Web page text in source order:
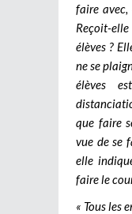
faire avec,
Reçoit-
élèves ?
ne se
élèves
que faire
vue de se
elle
faire le
« Tous les